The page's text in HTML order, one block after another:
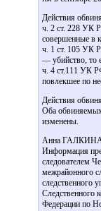
Действия
ч. 2 ст. 228 УК
совершенные в
ч. 1 ст. 105 УК
— убийство, то
ч. 4 ст.111 УК
повлекшее по
Действия
Оба
изменены.
Анна
Информация
следователем
межрайонного
следственного
Следственного
Федерации по